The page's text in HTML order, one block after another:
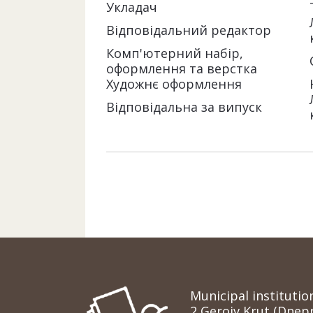
Укладач
Відповідальний редактор
Комп'ютерний набір,
оформлення та верстка
Художнє оформлення
Відповідальна за випуск
Municipal